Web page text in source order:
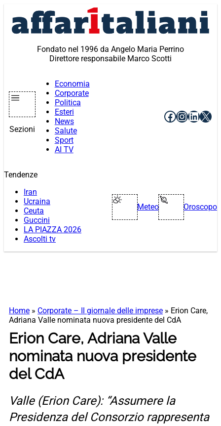
contenuto
Fondato nel 1996 da Angelo Maria Perrino
Direttore responsabile Marco Scotti
Sezioni
Economia
Corporate
Politica
Esteri
News
Salute
Sport
AI TV
Facebook
X
Tendenze
Iran
Ucraina
Ceuta
Guccini
LA PIAZZA 2026
Ascolti tv
Meteo Oroscopo
Home » Corporate – Il giornale delle imprese » Erion Care,
Adriana Valle nominata nuova presidente del CdA
Erion Care, Adriana Valle
nominata nuova presidente
del CdA
Valle (Erion Care): “Assumere la
Presidenza del Consorzio rappresenta